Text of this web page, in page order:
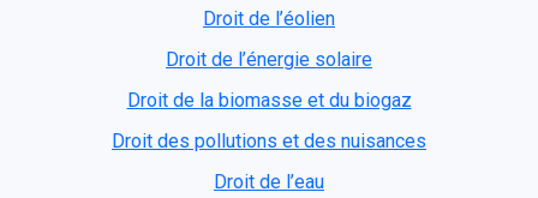
Droit de l’éolien
Droit de l’énergie solaire
Droit de la biomasse et du biogaz
Droit des pollutions et des nuisances
Droit de l’eau